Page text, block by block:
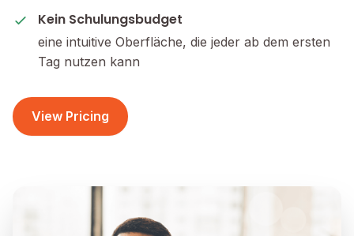
Kein Schulungsbudget
eine intuitive Oberfläche, die jeder ab dem ersten
Tag nutzen kann
View Pricing